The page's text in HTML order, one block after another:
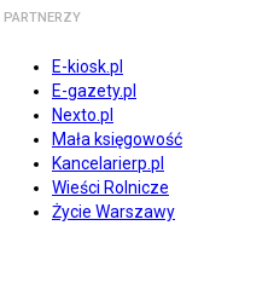
PARTNERZY
E-kiosk.pl
E-gazety.pl
Nexto.pl
Mała księgowość
Kancelarierp.pl
Wieści Rolnicze
Życie Warszawy